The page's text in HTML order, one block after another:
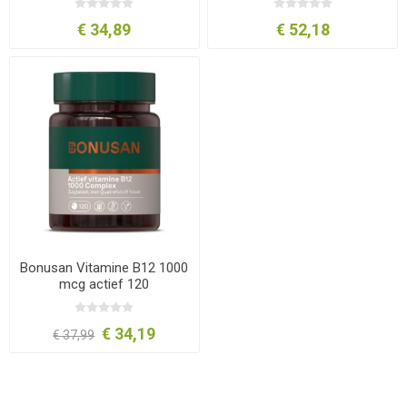
€ 34,89 € 52,18
Bonusan Vitamine B12 1000
mcg actief 120
zuigtabletten
€ 37,99 € 34,19